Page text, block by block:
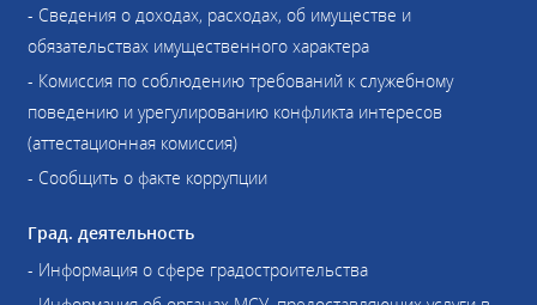
- Сведения о доходах, расходах, об имуществе и
обязательствах имущественного характера
- Комиссия по соблюдению требований к служебному
поведению и урегулированию конфликта интересов
(аттестационная комиссия)
- Сообщить о факте коррупции
Град. деятельность
- Информация о сфере градостроительства